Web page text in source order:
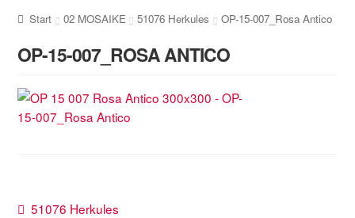
Start 02 MOSAIKE 51076 Herkules OP-15-007_Rosa Antico
OP-15-007_ROSA ANTICO
Beitragsnavigation
Vorheriger
51076 Herkules